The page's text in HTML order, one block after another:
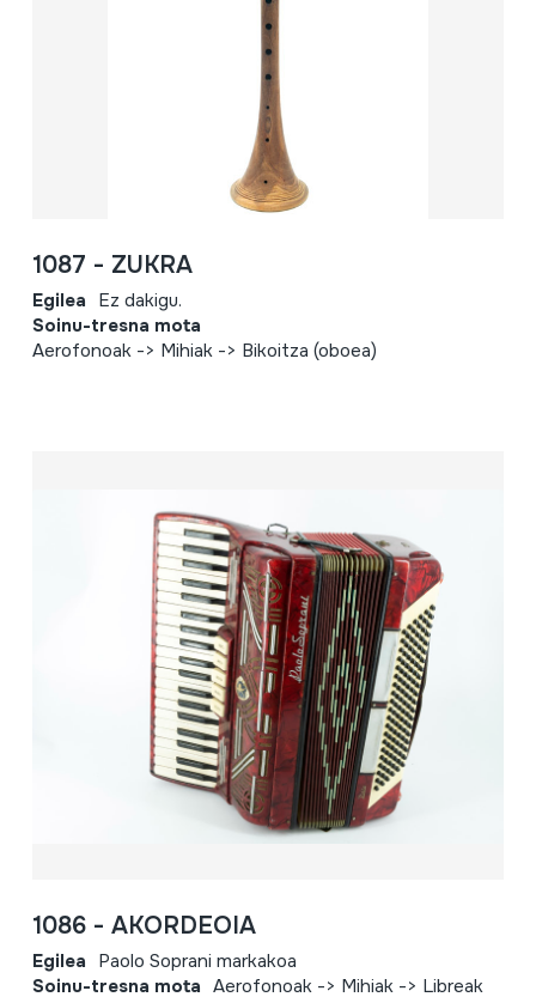
1087 - ZUKRA
Egilea Ez dakigu.
Soinu-tresna mota
Aerofonoak -> Mihiak -> Bikoitza (oboea)
1086 - AKORDEOIA
Egilea Paolo Soprani markakoa
Soinu-tresna mota Aerofonoak -> Mihiak -> Libreak